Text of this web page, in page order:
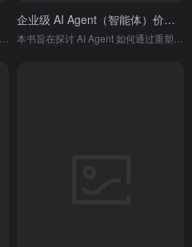
企业级 AI Agent（智能体）价值及应用报告